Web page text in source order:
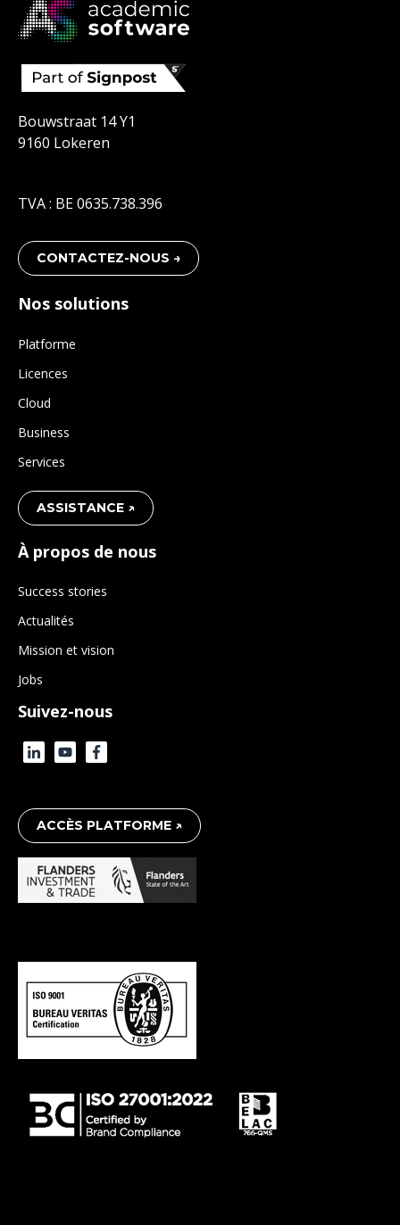
Bouwstraat 14 Y1
9160 Lokeren
TVA : BE 0635.738.396
CONTACTEZ-NOUS →
Nos solutions
Platforme
Licences
Cloud
Business
Services
ASSISTANCE ↗
À propos de nous
Success stories
Actualités
Mission et vision
Jobs
Suivez-nous
ACCÈS PLATFORME ↗